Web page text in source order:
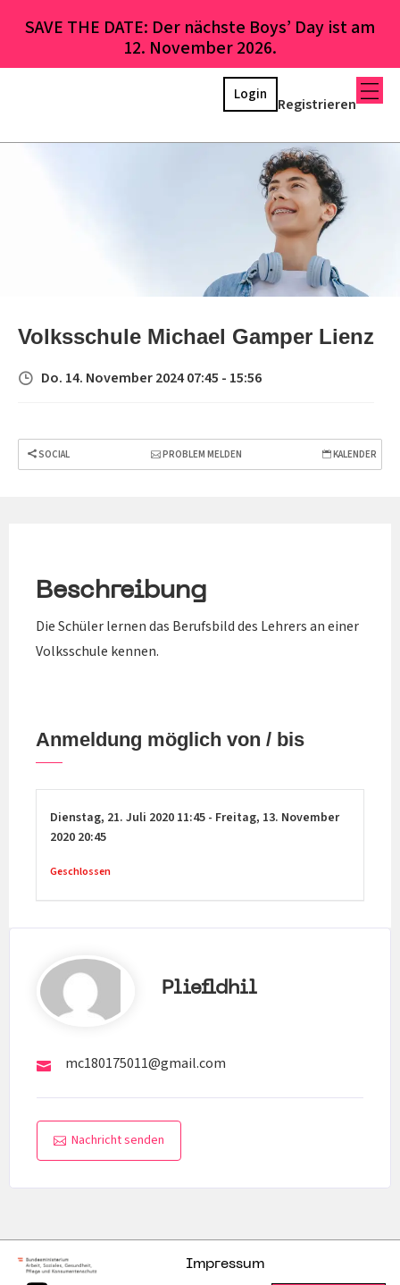
SAVE THE DATE: Der nächste Boys’ Day ist am
12. November 2026.
Registrieren
Login
Volksschule Michael Gamper Lienz
Do. 14. November 2024 07:45 - 15:56
SOCIAL PROBLEM MELDEN KALENDER
Beschreibung
Die Schüler lernen das Berufsbild des Lehrers an einer
Volksschule kennen.
Anmeldung möglich von / bis
Dienstag, 21. Juli 2020 11:45 - Freitag, 13. November
2020 20:45
Geschlossen
Pliefldhil
mc180175011@gmail.com
Nachricht senden
Impressum